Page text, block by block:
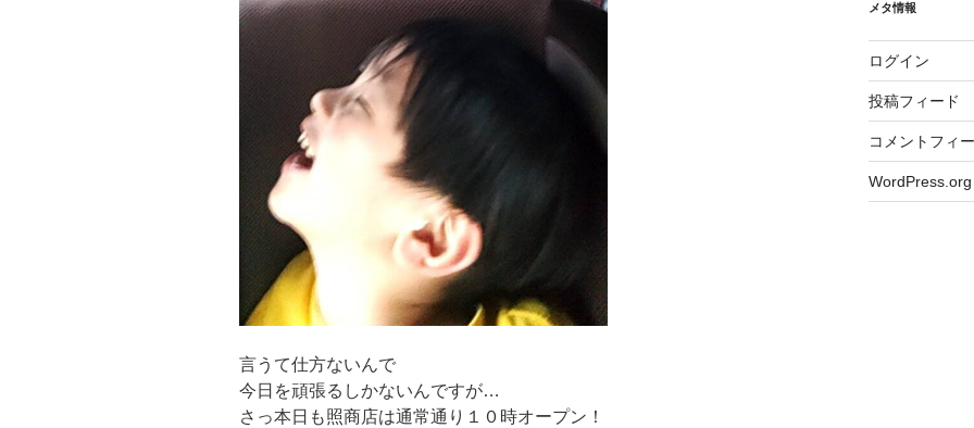
言うて仕方ないんで
今日を頑張るしかないんですが…
さっ本日も照商店は通常通り１０時オープン！
メタ情報
ログイン
投稿フィード
コメントフィ
WordPress.org